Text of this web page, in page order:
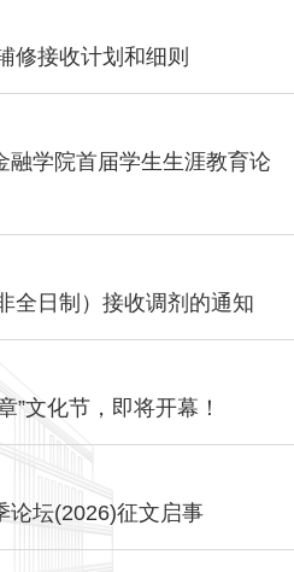
修接收计划和细则
融学院首届学生生涯教育论
全日制）接收调剂的通知
”文化节，即将开幕！
论坛(2026)征文启事